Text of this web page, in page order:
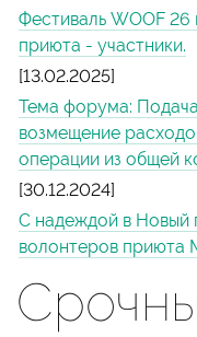
Фестиваль WOOF 26
приюта - участники.
[13.02.2025]
Тема форума:
возмещение
операции из общей
[30.12.2024]
С надеждой в Новый
волонтеров приюта